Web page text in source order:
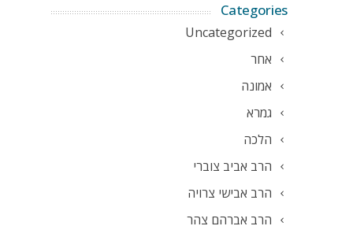
Categories
Uncategorized
אחר
אמונה
גמרא
הלכה
הרב אביב צוברי
הרב אבישי צרויה
הרב אברהם צהר